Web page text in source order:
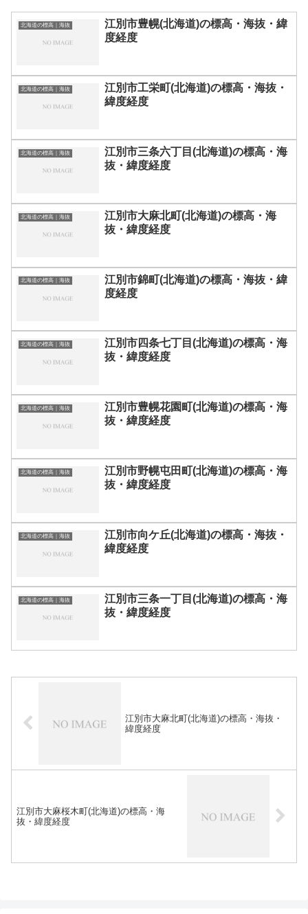
北海道の標高｜海抜
江別市豊幌(北海道)の標高・海抜・緯
度経度
北海道の標高｜海抜
江別市工栄町(北海道)の標高・海抜・
緯度経度
北海道の標高｜海抜
江別市三条六丁目(北海道)の標高・海
抜・緯度経度
北海道の標高｜海抜
江別市大麻北町(北海道)の標高・海
抜・緯度経度
北海道の標高｜海抜
江別市錦町(北海道)の標高・海抜・緯
度経度
北海道の標高｜海抜
江別市四条七丁目(北海道)の標高・海
抜・緯度経度
北海道の標高｜海抜
江別市豊幌花園町(北海道)の標高・海
抜・緯度経度
北海道の標高｜海抜
江別市野幌屯田町(北海道)の標高・海
抜・緯度経度
北海道の標高｜海抜
江別市向ケ丘(北海道)の標高・海抜・
緯度経度
北海道の標高｜海抜
江別市三条一丁目(北海道)の標高・海
抜・緯度経度
江別市大麻北町(北海道)の標高・海抜・
緯度経度
江別市大麻桜木町(北海道)の標高・海
抜・緯度経度